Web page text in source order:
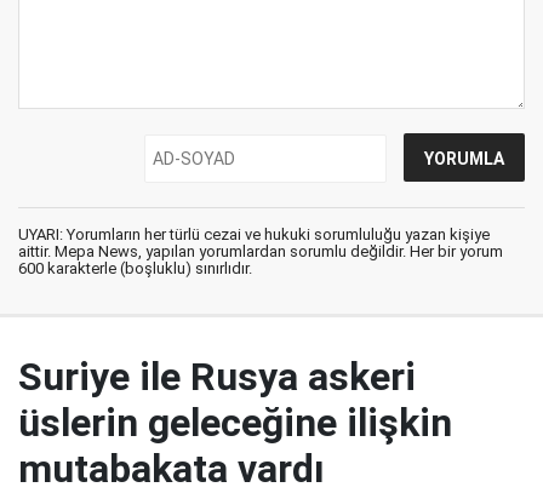
UYARI: Yorumların her türlü cezai ve hukuki sorumluluğu yazan kişiye
aittir. Mepa News, yapılan yorumlardan sorumlu değildir. Her bir yorum
600 karakterle (boşluklu) sınırlıdır.
Suriye ile Rusya askeri
üslerin geleceğine ilişkin
mutabakata vardı